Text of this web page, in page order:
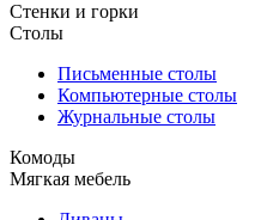
Стенки и горки
Столы
Письменные столы
Компьютерные столы
Журнальные столы
Комоды
Мягкая мебель